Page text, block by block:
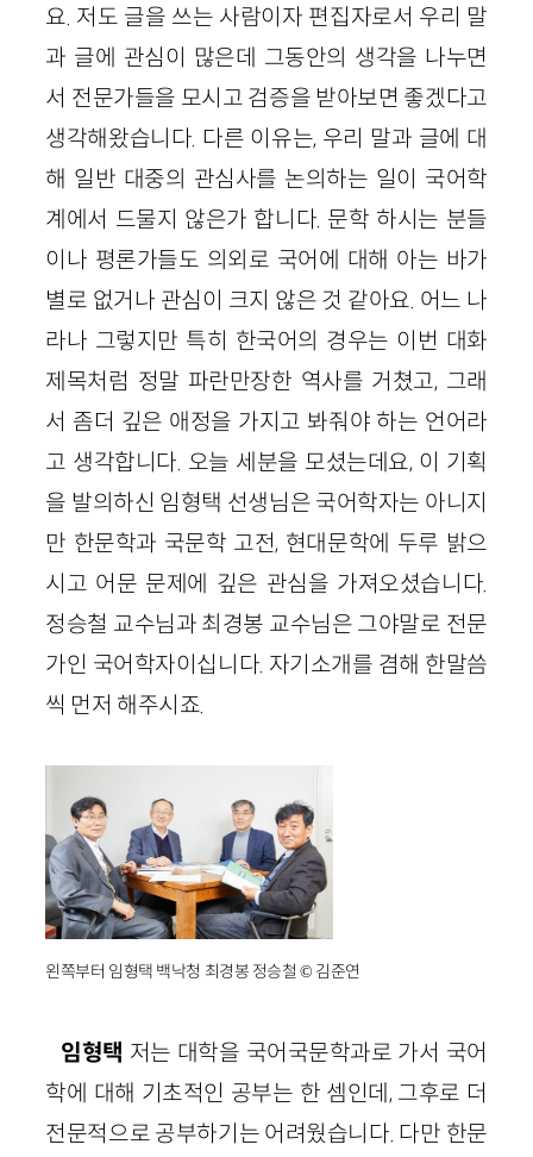
요. 저도 글을 쓰는 사람이자 편집자로서 우리 말
과 글에 관심이 많은데 그동안의 생각을 나누면
서 전문가들을 모시고 검증을 받아보면 좋겠다고
생각해왔습니다. 다른 이유는, 우리 말과 글에 대
해 일반 대중의 관심사를 논의하는 일이 국어학
계에서 드물지 않은가 합니다. 문학 하시는 분들
이나 평론가들도 의외로 국어에 대해 아는 바가
별로 없거나 관심이 크지 않은 것 같아요. 어느 나
라나 그렇지만 특히 한국어의 경우는 이번 대화
제목처럼 정말 파란만장한 역사를 거쳤고, 그래
서 좀더 깊은 애정을 가지고 봐줘야 하는 언어라
고 생각합니다. 오늘 세분을 모셨는데요, 이 기획
을 발의하신 임형택 선생님은 국어학자는 아니지
만 한문학과 국문학 고전, 현대문학에 두루 밝으
시고 어문 문제에 깊은 관심을 가져오셨습니다.
정승철 교수님과 최경봉 교수님은 그야말로 전문
가인 국어학자이십니다. 자기소개를 겸해 한말씀
씩 먼저 해주시죠.
왼쪽부터 임형택 백낙청 최경봉 정승철 © 김준연
임형택 저는 대학을 국어국문학과로 가서 국어
학에 대해 기초적인 공부는 한 셈인데, 그후로 더
전문적으로 공부하기는 어려웠습니다. 다만 한문